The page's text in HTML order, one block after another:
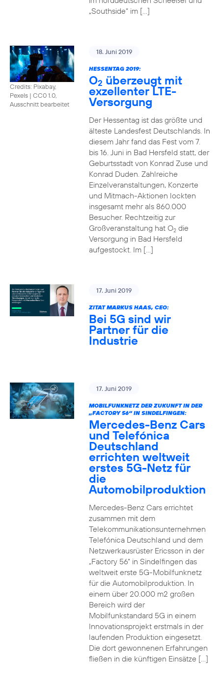
„Southside“ im […]
Credits: Pixabay,
Pexels | CC0 1.0,
Ausschnitt bearbeitet
18. Juni 2019
HESSENTAG 2019:
O2 überzeugt mit
exzellenter LTE-
Versorgung
Der Hessentag ist das größte und
älteste Landesfest Deutschlands. In
diesem Jahr fand das Fest vom 7.
bis 16. Juni in Bad Hersfeld statt, der
Geburtsstadt von Konrad Zuse und
Konrad Duden. Zahlreiche
Einzelveranstaltungen, Konzerte
und Mitmach-Aktionen lockten
insgesamt mehr als 860.000
Besucher. Rechtzeitig zur
Großveranstaltung hat O2die
Versorgung in Bad Hersfeld
aufgestockt. Im […]
17. Juni 2019
ZITAT MARKUS HAAS, CEO:
Bei 5G sind wir
Partner für die
Industrie
17. Juni 2019
MOBILFUNKNETZ DER ZUKUNFT IN DER
„FACTORY 56“ IN SINDELFINGEN:
Mercedes-Benz Cars
und Telefónica
Deutschland
errichten weltweit
erstes 5G-Netz für
die
Automobilproduktion
Mercedes-Benz Cars errichtet
zusammen mit dem
Telekommunikationsunternehmen
Telefónica Deutschland und dem
Netzwerkausrüster Ericsson in der
„Factory 56“ in Sindelfingen das
weltweit erste 5G-Mobilfunknetz
für die Automobilproduktion. In
einem über 20.000 m2 großen
Bereich wird der
Mobilfunkstandard 5G in einem
Innovationsprojekt erstmals in der
laufenden Produktion eingesetzt.
Die dort gewonnenen Erfahrungen
fließen in die künftigen Einsätze […]